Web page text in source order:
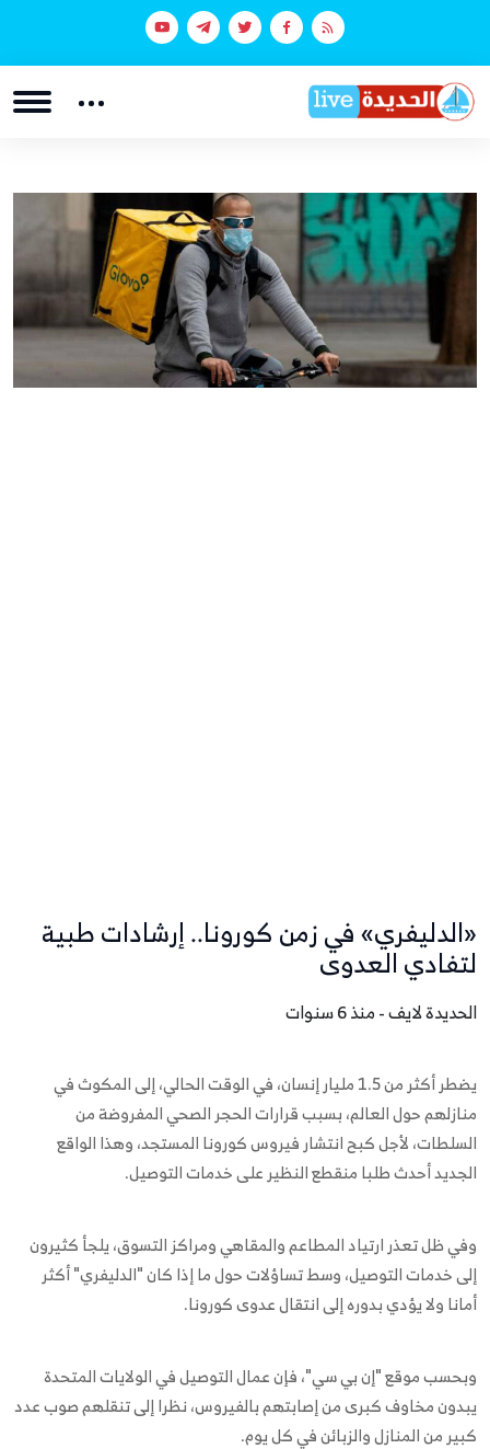
«الدليفري» في زمن كورونا.. إرشادات طبية
لتفادي العدوى
الحديدة لايف - منذ 6 سنوات
يضطر أكثر من 1.5 مليار إنسان، في الوقت الحالي، إلى المكوث في
منازلهم حول العالم، بسبب قرارات الحجر الصحي المفروضة من
السلطات، لأجل كبح انتشار فيروس كورونا المستجد، وهذا الواقع
الجديد أحدث طلبا منقطع النظير على خدمات التوصيل.
وفي ظل تعذر ارتياد المطاعم والمقاهي ومراكز التسوق، يلجأ كثيرون
إلى خدمات التوصيل، وسط تساؤلات حول ما إذا كان "الدليفري" أكثر
أمانا ولا يؤدي بدوره إلى انتقال عدوى كورونا.
وبحسب موقع "إن بي سي"، فإن عمال التوصيل في الولايات المتحدة
يبدون مخاوف كبرى من إصابتهم بالفيروس، نظرا إلى تنقلهم صوب عدد
كبير من المنازل والزبائن في كل يوم.